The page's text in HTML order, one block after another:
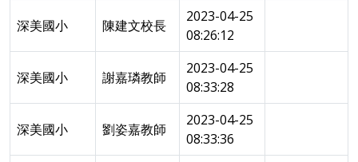
深美國小 陳建文校長
2023-04-25
08:26:12
深美國小 謝嘉璘教師
2023-04-25
08:33:28
深美國小 劉姿嘉教師
2023-04-25
08:33:36